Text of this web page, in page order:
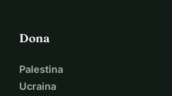
Dona
Palestina
Ucraina